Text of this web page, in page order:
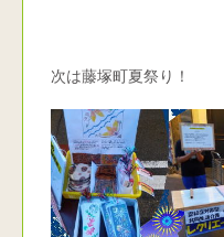
次は藤塚町夏祭り！